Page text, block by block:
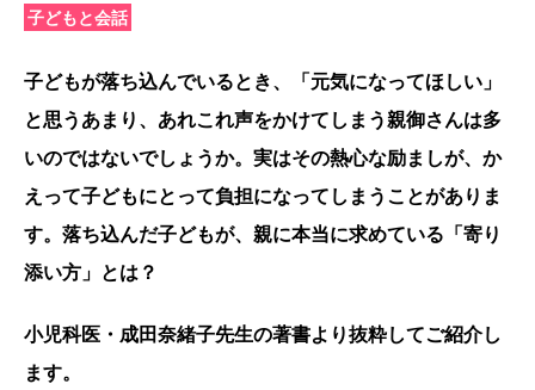
子どもと会話
子どもが落ち込んでいるとき、「元気になってほしい」
と思うあまり、あれこれ声をかけてしまう親御さんは多
いのではないでしょうか。実はその熱心な励ましが、か
えって子どもにとって負担になってしまうことがありま
す。落ち込んだ子どもが、親に本当に求めている「寄り
添い方」とは？
小児科医・成田奈緒子先生の著書より抜粋してご紹介し
ます。